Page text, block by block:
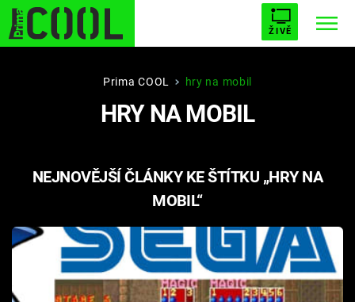
ŽIVĚ
STARHOUSE BUFFY, PŘEMOŽITELKA UPÍRŮ
PLNEJ KOTEL AVENGERS 5
Seriály
Prima COOL hry na mobil
HRY NA MOBIL
NEJNOVĚJŠÍ ČLÁNKY KE ŠTÍTKU „HRY NA
MOBIL“